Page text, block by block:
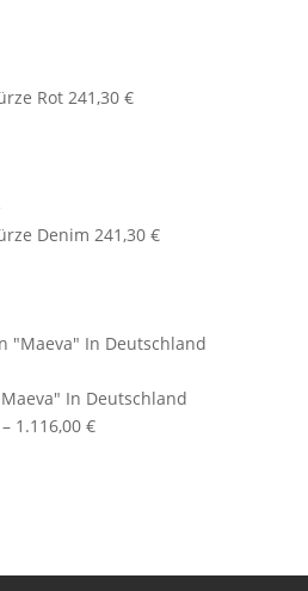
Rot 241,30 €
Denim 241,30 €
In Deutschland
1.116,00 €